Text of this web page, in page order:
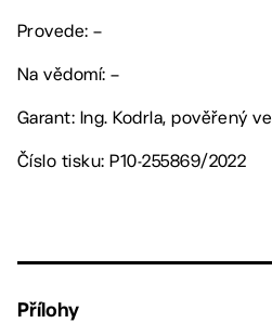
Provede: –
Na vědomí: –
Garant: Ing. Kodrla, pověřený
Číslo tisku: P10-255869/2022
Přílohy